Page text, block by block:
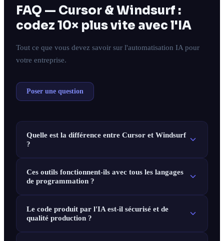
FAQ — Cursor & Windsurf :
codez 10× plus vite avec l'IA
Tout ce que vous devez savoir sur l'automatisation IA pour
votre entreprise.
Poser une question
Quelle est la différence entre Cursor et Windsurf
?
Ces outils fonctionnent-ils avec tous les langages
de programmation ?
Le code produit par l'IA est-il sécurisé et de
qualité production ?